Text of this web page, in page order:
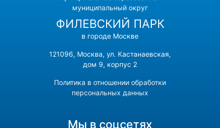
муниципальный округ
ФИЛЕВСКИЙ ПАРК
в городе Москве
121096, Москва, ул. Кастанаевская,
дом 9, корпус 2
Политика в отношении обработки
персональных данных
Мы в соцсетях